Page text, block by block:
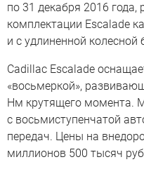
по 31 декабря 2016 года,
комплектации Escalade
и с удлиненной колесной
Cadillac Escalade
«восьмеркой»,
Нм крутящего момента.
с восьмиступенчатой
передач. Цены на
миллионов 500 тысяч